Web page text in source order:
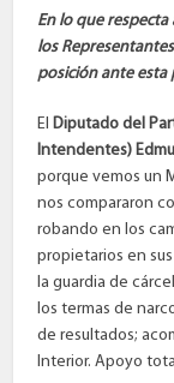
En lo que
los
posición ante esta
El Diputado del
Intendentes)
porque vemos un
nos compararon
robando en los
propietarios en
la guardia de
los termas de
de resultados;
Interior. Apoyo